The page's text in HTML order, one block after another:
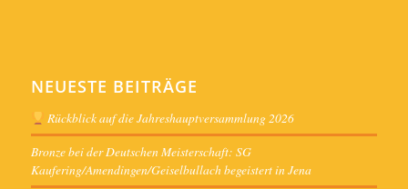
NEUESTE BEITRÄGE
Rückblick auf die Jahreshauptversammlung 2026
Bronze bei der Deutschen Meisterschaft: SG
Kaufering/Amendingen/Geiselbullach begeistert in Jena